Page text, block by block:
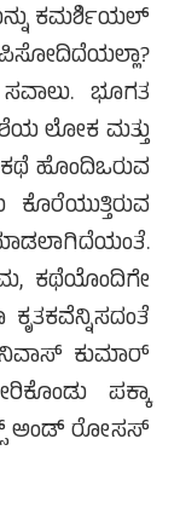
ಕಮರ್ಶಿಯಲ್
ಭೂಗತ
ಲೋಕ ಮತ್ತು
ಹೊಂದಿಒರುವ
ಕಥೆಯೊಂದಿಗೇ
ಕುಮಾರ್
ಪಕ್ಕಾ
ಅಂಡ್ ರೋಸಸ್